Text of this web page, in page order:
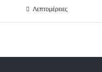
Λεπτομέρειες